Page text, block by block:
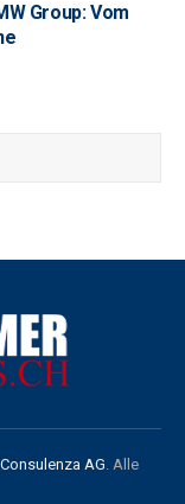
Group: Vom
AG . Alle